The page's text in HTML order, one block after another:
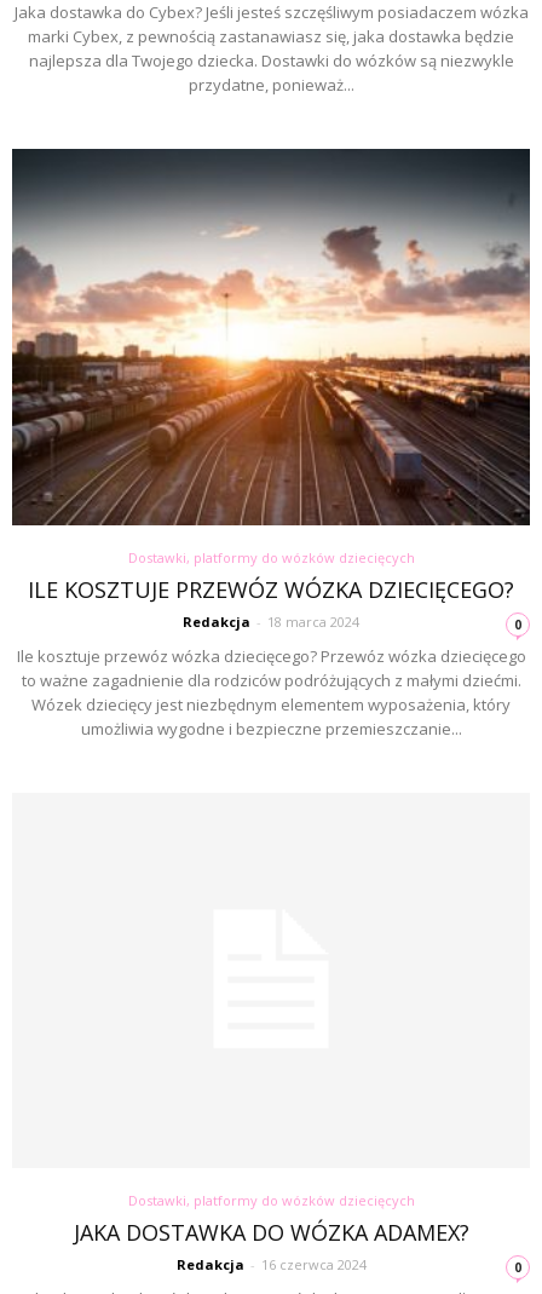
Jaka dostawka do Cybex? Jeśli jesteś szczęśliwym posiadaczem wózka
marki Cybex, z pewnością zastanawiasz się, jaka dostawka będzie
najlepsza dla Twojego dziecka. Dostawki do wózków są niezwykle
przydatne, ponieważ...
Dostawki, platformy do wózków dziecięcych
ILE KOSZTUJE PRZEWÓZ WÓZKA DZIECIĘCEGO?
Redakcja - 18 marca 2024 0
Ile kosztuje przewóz wózka dziecięcego? Przewóz wózka dziecięcego
to ważne zagadnienie dla rodziców podróżujących z małymi dziećmi.
Wózek dziecięcy jest niezbędnym elementem wyposażenia, który
umożliwia wygodne i bezpieczne przemieszczanie...
Dostawki, platformy do wózków dziecięcych
JAKA DOSTAWKA DO WÓZKA ADAMEX?
Redakcja - 16 czerwca 2024 0